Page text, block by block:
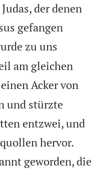
der denen
gefangen
zu uns
am gleichen
Acker von
und stürzte
entzwei, und
hervor.
geworden, die